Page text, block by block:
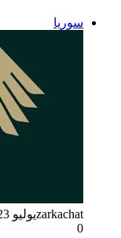
سوريا
zarkachatيوليو 23, 2026
0